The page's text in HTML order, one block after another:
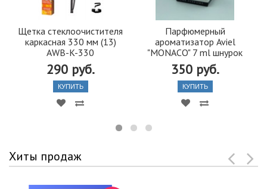
Щетка стеклоочистителя
каркасная 330 мм (13)
AWB-K-330
290 руб.
КУПИТЬ
Парфюмерный
ароматизатор Aviel
"MONACO" 7 ml шнурок
350 руб.
КУПИТЬ
Хиты продаж